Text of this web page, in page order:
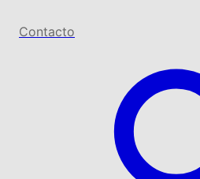
Contacto